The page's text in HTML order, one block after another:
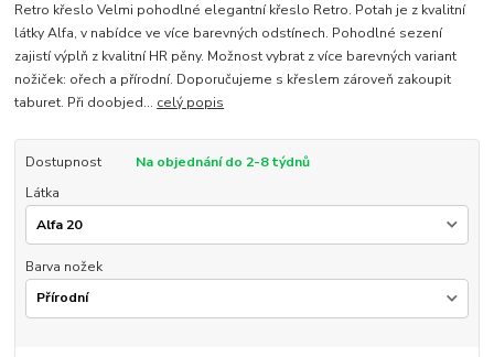
Retro křeslo Velmi pohodlné elegantní křeslo Retro. Potah je z kvalitní
látky Alfa, v nabídce ve více barevných odstínech. Pohodlné sezení
zajistí výplň z kvalitní HR pěny. Možnost vybrat z více barevných variant
nožiček: ořech a přírodní. Doporučujeme s křeslem zároveň zakoupit
taburet. Při doobjed... celý popis
Dostupnost
Na objednání do 2-8 týdnů
Látka
Barva nožek